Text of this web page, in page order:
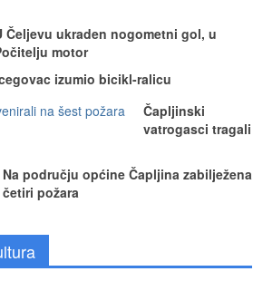
Čeljevu ukraden nogometni gol, u
motor
izumio bicikl-ralicu
Čapljinski
vatrogasci tragali
Na području općine Čapljina zabilježena
četiri požara